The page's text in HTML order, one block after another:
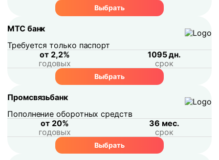
Выбрать
МТС банк
Требуется только паспорт
от 2,2%
годовых
1095 дн.
срок
Выбрать
Промсвязьбанк
Пополнение оборотных средств
от 20%
годовых
36 мес.
срок
Выбрать